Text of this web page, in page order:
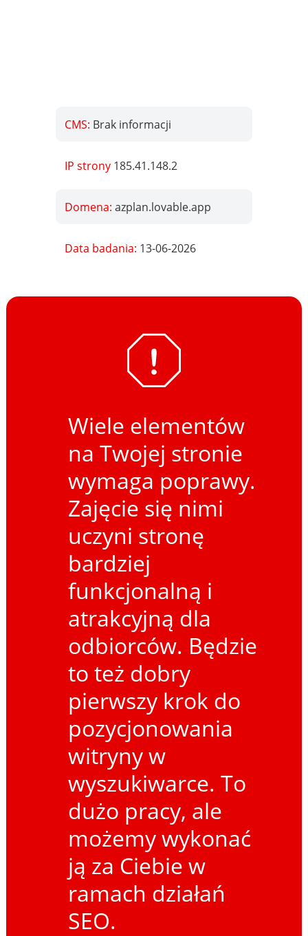
CMS: Brak informacji
IP strony 185.41.148.2
Domena:azplan.lovable.app
Data badania: 13-06-2026
Wiele elementów
na Twojej stronie
wymaga poprawy.
Zajęcie się nimi
uczyni stronę
bardziej
funkcjonalną i
atrakcyjną dla
odbiorców. Będzie
to też dobry
pierwszy krok do
pozycjonowania
witryny w
wyszukiwarce. To
dużo pracy, ale
możemy wykonać
ją za Ciebie w
ramach działań
SEO.